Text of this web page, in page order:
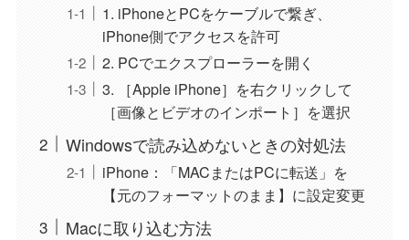
1. iPhoneとPCをケーブルで繋ぎ、
iPhone側でアクセスを許可
2. PCでエクスプローラーを開く
3. ［Apple iPhone］を右クリックして
［画像とビデオのインポート］を選択
Windowsで読み込めないときの対処法
iPhone：「MACまたはPCに転送」を
【元のフォーマットのまま】に設定変更
Macに取り込む方法